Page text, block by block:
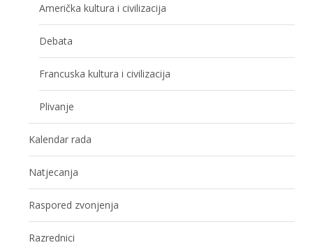
Američka kultura i civilizacija
Debata
Francuska kultura i civilizacija
Plivanje
Kalendar rada
Natjecanja
Raspored zvonjenja
Razrednici